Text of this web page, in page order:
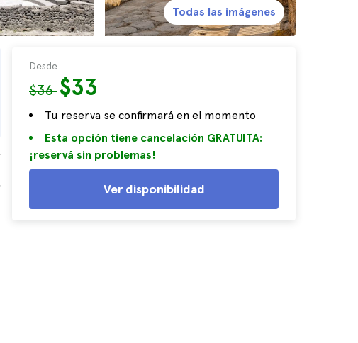
Desde
$36$33
Tu reserva se confirmará en el momento
Esta opción tiene cancelación GRATUITA:
¡reservá sin problemas!
Ver disponibilidad
Todas las imágenes